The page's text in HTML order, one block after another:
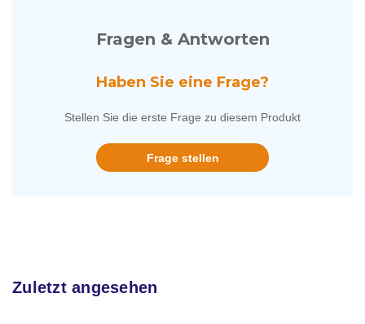
Fragen & Antworten
Haben Sie eine Frage?
Stellen Sie die erste Frage zu diesem Produkt
Frage stellen
Zuletzt angesehen